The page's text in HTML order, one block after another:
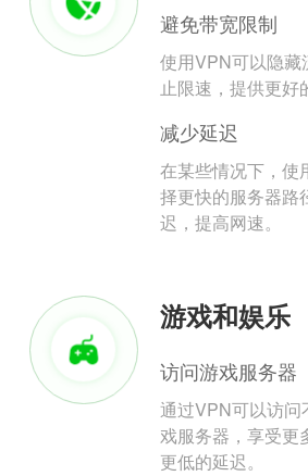
避免带宽限制
使用VPN可以隐藏
止限速，提供更好
减少延迟
在某些情况下，使
择更快的服务器路
迟，提高网速。
游戏和娱乐
访问游戏服务器
通过VPN可以访问
戏服务器，享受更
更低的延迟。